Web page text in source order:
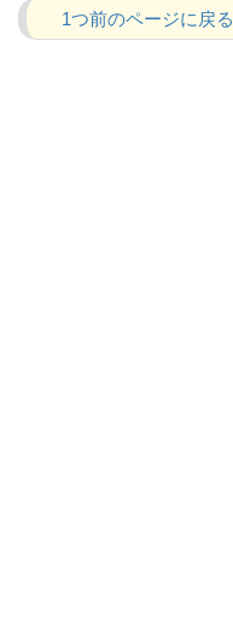
1つ前のページに戻る